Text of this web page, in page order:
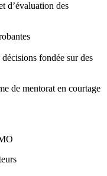
d’évaluation des
fondée sur des
de mentorat en courtage